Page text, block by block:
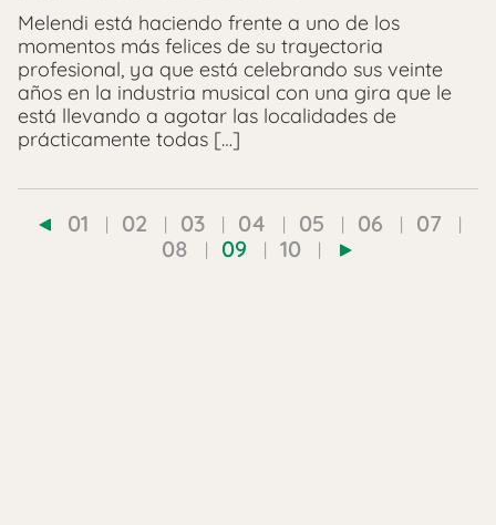
Melendi está haciendo frente a uno de los
momentos más felices de su trayectoria
profesional, ya que está celebrando sus veinte
años en la industria musical con una gira que le
está llevando a agotar las localidades de
prácticamente todas […]
01 02 03 04 05 06
07
08
09 10